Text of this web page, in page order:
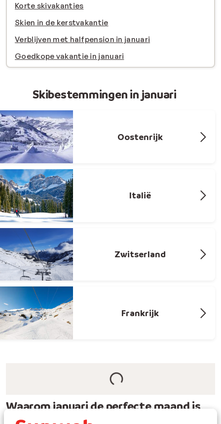
Korte skivakanties
Skien in de kerstvakantie
Verblijven met halfpension in januari
Goedkope vakantie in januari
Skibestemmingen in januari
Oostenrijk
Italië
Zwitserland
Frankrijk
Waarom januari de perfecte maand is
voor jouw skivakantie